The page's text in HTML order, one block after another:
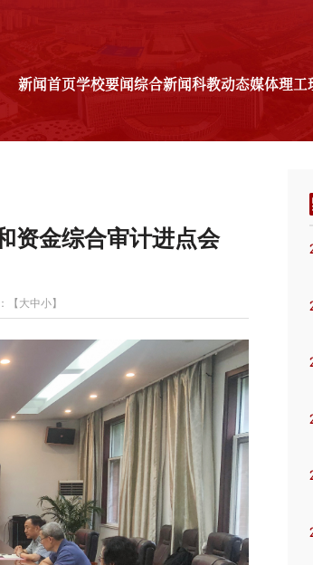
新闻首页学校要闻综合新闻科教动态媒体理工
学生
资金综合审计进点会
【 大中小】